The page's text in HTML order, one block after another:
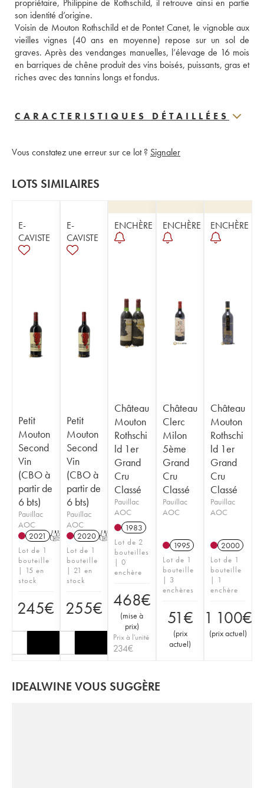
propriétaire, Philippine de Rothschild, il retrouve ainsi en partie
son identité d’origine.
Voisin de Mouton Rothschild et de Pontet Canet, le vignoble aux
vieilles vignes (40 ans en moyenne) repose sur un sol de
graves. Après des vendanges manuelles, l’élevage de 16 mois
en barriques de chêne produit des vins boisés, puissants, gras et
riches avec des tannins longs et fondus.
CARACTERISTIQUES DÉTAILLÉES
Vous constatez une erreur sur ce lot ? Signaler
LOTS SIMILAIRES
E-
CAVISTE
Petit
Mouton
Second
Vin
(CBO à
partir de
6 bts)
Pauillac
AOC
2021 T
Lot de 1
bouteille
| 15 en
stock
245€
E-
CAVISTE
Petit
Mouton
Second
Vin
(CBO à
partir de
6 bts)
Pauillac
AOC
2020 T
Lot de 1
bouteille
| 21 en
stock
255€
ENCHÈRE
Château
Mouton
Rothschi
ld 1er
Grand
Cru
Classé
Pauillac
AOC
1983
Lot de 2
bouteilles
| 0
enchère
468€
(mise à
prix)
Prix à l'unité
234€
ENCHÈRE
Château
Clerc
Milon
5ème
Grand
Cru
Classé
Pauillac
AOC
1995
Lot de 1
bouteille
| 3
enchères
51€
(prix
actuel)
ENCHÈRE
Château
Mouton
Rothschi
ld 1er
Grand
Cru
Classé
Pauillac
AOC
2000
Lot de 1
bouteille
| 1
enchère
1 100€
(prix actuel)
IDEALWINE VOUS SUGGÈRE